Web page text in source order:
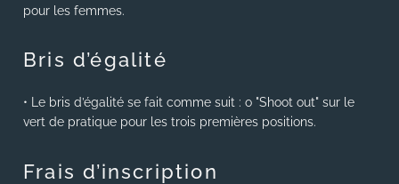
pour les femmes.
Bris d’égalité
• Le bris d’égalité se fait comme suit : o "Shoot out" sur le
vert de pratique pour les trois premières positions.
Frais d’inscription